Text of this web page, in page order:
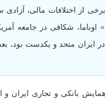
از اختلافات مالی، آزادی
شکافی در جامعه
تغییر رژیم در ایران متحد و
بانکی و تجاری ایران و